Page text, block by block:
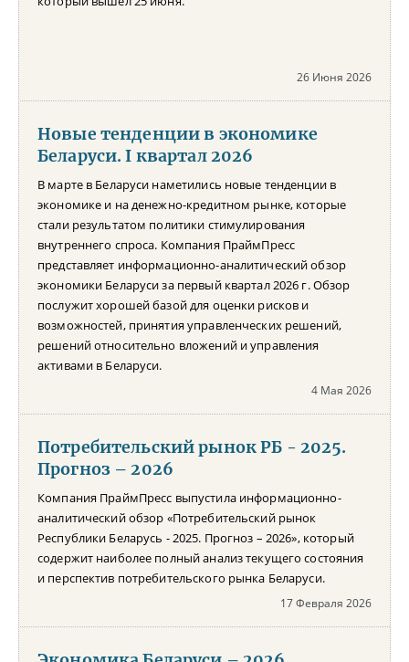
26 Июня 2026
Новые тенденции в экономике
Беларуси. I квартал 2026
В марте в Беларуси наметились новые тенденции в
экономике и на денежно-кредитном рынке, которые
стали результатом политики стимулирования
внутреннего спроса. Компания ПраймПресс
представляет информационно-аналитический обзор
экономики Беларуси за первый квартал 2026 г. Обзор
послужит хорошей базой для оценки рисков и
возможностей, принятия управленческих решений,
решений относительно вложений и управления
активами в Беларуси.
4 Мая 2026
Потребительский рынок РБ - 2025.
Прогноз – 2026
Компания ПраймПресс выпустила информационно-
аналитический обзор «Потребительский рынок
Республики Беларусь - 2025. Прогноз – 2026», который
содержит наиболее полный анализ текущего состояния
и перспектив потребительского рынка Беларуси.
17 Февраля 2026